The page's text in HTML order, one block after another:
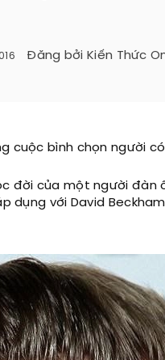
Đăng bởi Kiến Thức
cuộc bình chọn người
đời của một người đàn
dụng với David